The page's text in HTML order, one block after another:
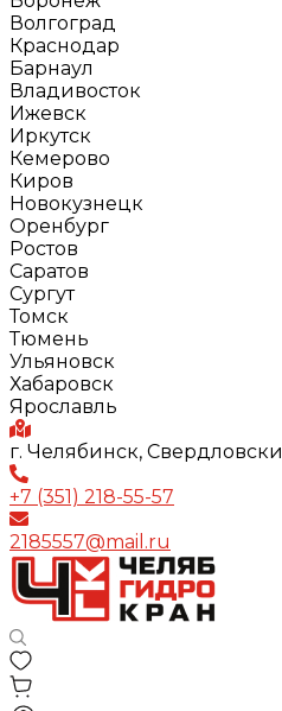
Волгоград
Краснодар
Барнаул
Владивосток
Ижевск
Иркутск
Кемерово
Киров
Новокузнецк
Оренбург
Ростов
Саратов
Сургут
Томск
Тюмень
Ульяновск
Хабаровск
Ярославль
г. Челябинск,
+7 (351) 218-55-57
2185557@mail.ru